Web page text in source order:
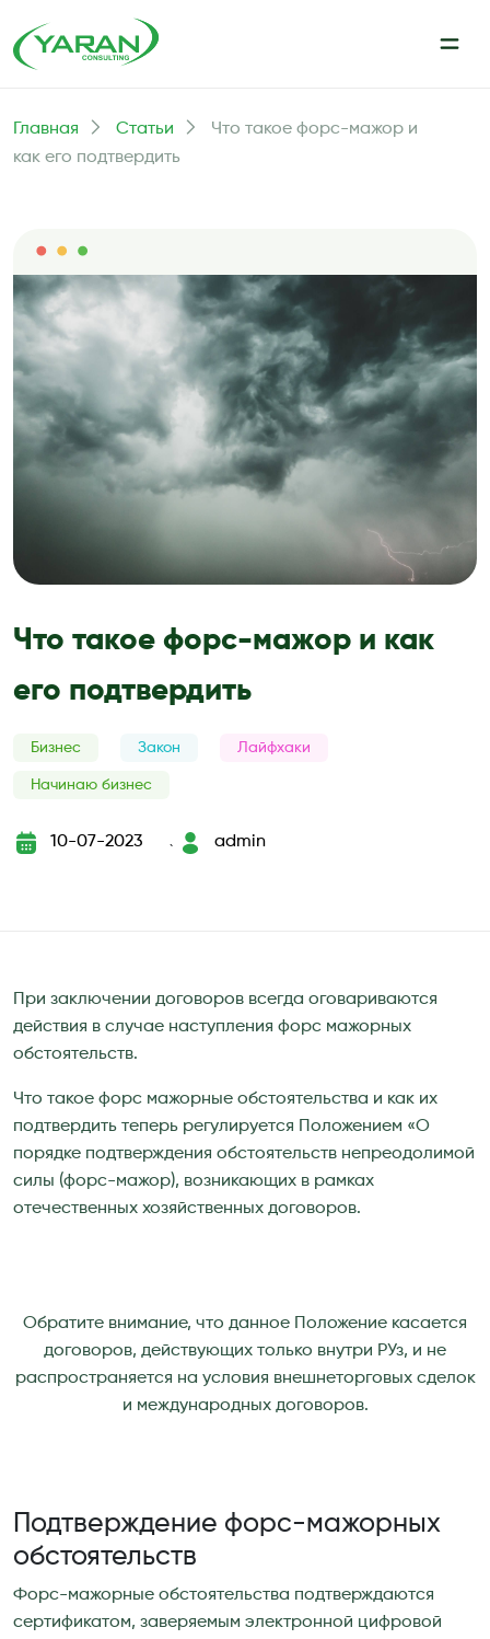
Главная Статьи
Что такое форс-мажор и
как его подтвердить
Что такое форс-мажор и как
его подтвердить
Бизнес Закон Лайфхаки
Начинаю бизнес
10-07-2023
`
admin
При заключении договоров всегда оговариваются
действия в случае наступления форс мажорных
обстоятельств.
Что такое форс мажорные обстоятельства и как их
подтвердить теперь регулируется Положением «О
порядке подтверждения обстоятельств непреодолимой
силы (форс-мажор), возникающих в рамках
отечественных хозяйственных договоров.
Обратите внимание, что данное Положение касается
договоров, действующих только внутри РУз, и не
распространяется на условия внешнеторговых сделок
и международных договоров.
Подтверждение форс-мажорных
обстоятельств
Форс-мажорные обстоятельства подтверждаются
сертификатом, заверяемым электронной цифровой